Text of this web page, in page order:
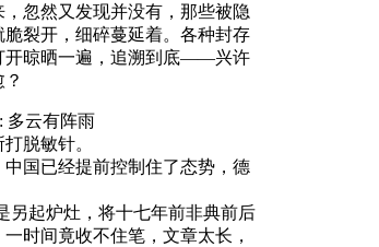
忽然又发现并没有，那些被隐
裂开，细碎蔓延着。各种封存
开晾晒一遍，追溯到底——兴许
多云有阵雨
脱敏针。
国已经提前控制住了态势，德
另起炉灶，将十七年前非典前后
时间竟收不住笔，文章太长，